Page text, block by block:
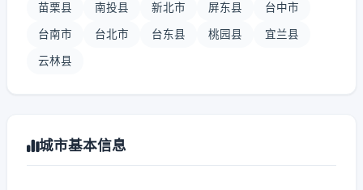
苗栗县 南投县 新北市 屏东县 台中市
台南市 台北市 台东县 桃园县 宜兰县
云林县
城市基本信息